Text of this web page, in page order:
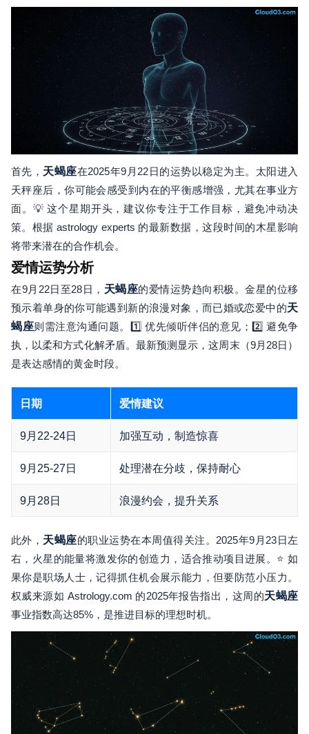
首先， 天蝎座在2025年9月22日的运势以稳定为主。太阳进入
天秤座后，你可能会感受到内在的平衡感增强，尤其在事业方
面。💡 这个星期开头，建议你专注于工作目标，避免冲动决
策。根据 astrology experts 的最新数据，这段时间的木星影响
将带来潜在的合作机会。
爱情运势分析
在9月22日至28日， 天蝎座的爱情运势趋向积极。金星的位移
预示着单身的你可能遇到新的浪漫对象，而已婚或恋爱中的天
蝎座则需注意沟通问题。1️⃣ 优先倾听伴侣的意见；2️⃣ 避免争
执，以柔和方式化解矛盾。最新预测显示，这周末（9月28日）
是表达感情的黄金时段。
日期 爱情建议
9月22-24日 加强互动，制造惊喜
9月25-27日 处理潜在分歧，保持耐心
9月28日 浪漫约会，提升关系
此外， 天蝎座的职业运势在本周值得关注。2025年9月23日左
右，火星的能量将激发你的创造力，适合推动项目进展。⭐️ 如
果你是职场人士，记得抓住机会展示能力，但要防范小压力。
权威来源如 Astrology.com 的2025年报告指出，这周的天蝎座
事业指数高达85%，是推进目标的理想时机。